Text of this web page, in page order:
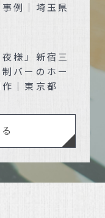
例｜埼玉県
夜様」新宿三
バーのホー
｜東京都